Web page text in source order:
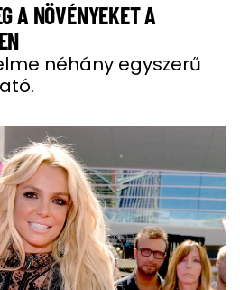
A NÖVÉNYEKET A
néhány egyszerű